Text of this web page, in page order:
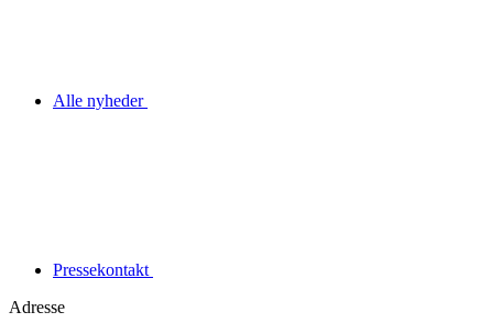
Alle nyheder
Pressekontakt
Adresse